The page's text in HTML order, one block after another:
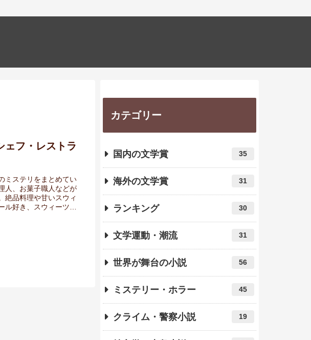
ェフ・レストラ
ミステリをまとめてい
人、お菓子職人などが
絶品料理や甘いスウィ
好き、スウィーツ好
カテゴリー
国内の文学賞 35
海外の文学賞 31
ランキング 30
文学運動・潮流 31
世界が舞台の小説 56
ミステリー・ホラー 45
クライム・警察小説 19